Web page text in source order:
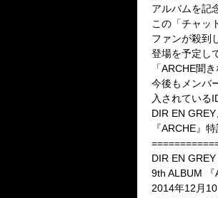
アルバムを記
この「チャッ
ファンが殺到
登場を予定し
「ARCHE聞
今後もメンバ
入されている
DIR EN
『ARCHE』
DIR EN GREY
9th ALBUM 『
2014年12月